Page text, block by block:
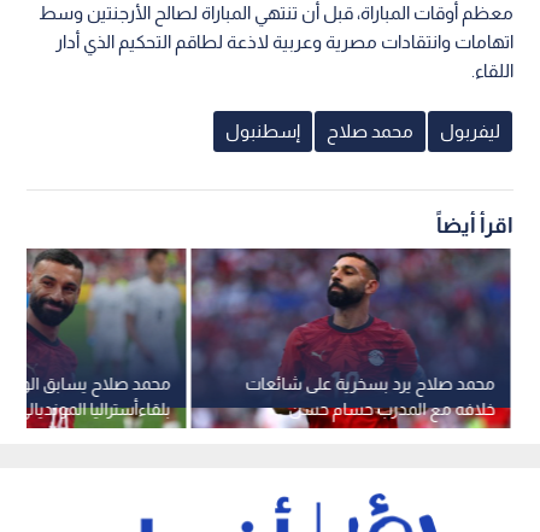
معظم أوقات المباراة، قبل أن تنتهي المباراة لصالح الأرجنتين وسط
اتهامات وانتقادات مصرية وعربية لاذعة لطاقم التحكيم الذي أدار
اللقاء.
ليفربول محمد صلاح إسطنبول
اقرأ أيضاً
محمد صلاح يسابق
بلقاءأستراليا المونديالي
محمد صلاح يرد بسخرية على شائعات
خلافه مع المدرب حسام حسن